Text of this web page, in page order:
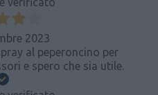
2023
al peperoncino per
e spero che sia utile.